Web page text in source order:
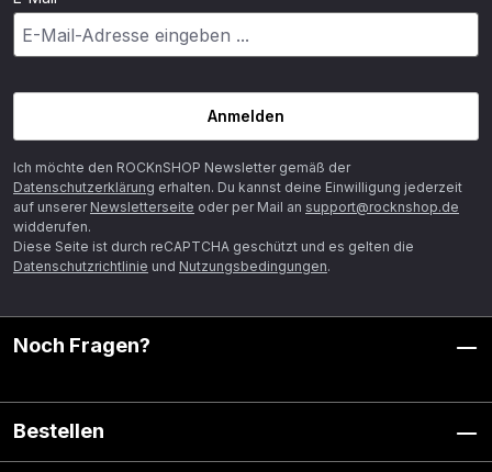
Anmelden
Ich möchte den ROCKnSHOP Newsletter gemäß der
Datenschutzerklärung erhalten. Du kannst deine Einwilligung jederzeit
auf unserer Newsletterseite oder per Mail an support@rocknshop.de
widderufen.
Diese Seite ist durch reCAPTCHA geschützt und es gelten die
Datenschutzrichtlinie und Nutzungsbedingungen.
Noch Fragen?
Bestellen